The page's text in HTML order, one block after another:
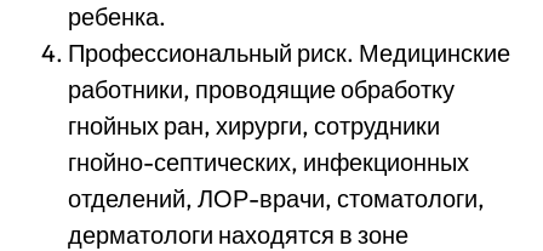
ребенка.
Профессиональный риск. Медицинские
работники, проводящие обработку
гнойных ран, хирурги, сотрудники
гнойно-септических, инфекционных
отделений, ЛОР-врачи, стоматологи,
дерматологи находятся в зоне